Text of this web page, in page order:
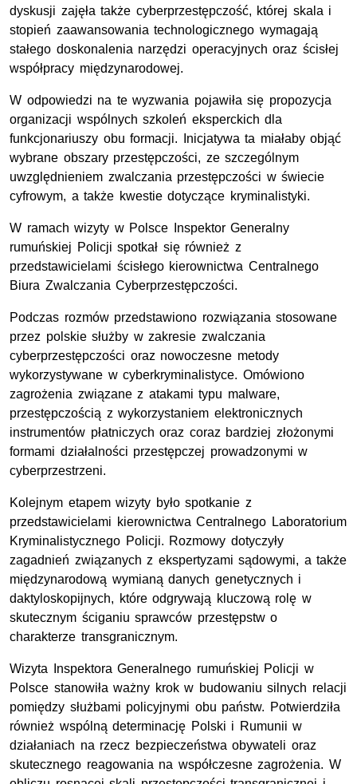
dyskusji zajęła także cyberprzestępczość, której skala i
stopień zaawansowania technologicznego wymagają
stałego doskonalenia narzędzi operacyjnych oraz ścisłej
współpracy międzynarodowej.
W odpowiedzi na te wyzwania pojawiła się propozycja
organizacji wspólnych szkoleń eksperckich dla
funkcjonariuszy obu formacji. Inicjatywa ta miałaby objąć
wybrane obszary przestępczości, ze szczególnym
uwzględnieniem zwalczania przestępczości w świecie
cyfrowym, a także kwestie dotyczące kryminalistyki.
W ramach wizyty w Polsce Inspektor Generalny
rumuńskiej Policji spotkał się również z
przedstawicielami ścisłego kierownictwa Centralnego
Biura Zwalczania Cyberprzestępczości.
Podczas rozmów przedstawiono rozwiązania stosowane
przez polskie służby w zakresie zwalczania
cyberprzestępczości oraz nowoczesne metody
wykorzystywane w cyberkryminalistyce. Omówiono
zagrożenia związane z atakami typu malware,
przestępczością z wykorzystaniem elektronicznych
instrumentów płatniczych oraz coraz bardziej złożonymi
formami działalności przestępczej prowadzonymi w
cyberprzestrzeni.
Kolejnym etapem wizyty było spotkanie z
przedstawicielami kierownictwa Centralnego Laboratorium
Kryminalistycznego Policji. Rozmowy dotyczyły
zagadnień związanych z ekspertyzami sądowymi, a także
międzynarodową wymianą danych genetycznych i
daktyloskopijnych, które odgrywają kluczową rolę w
skutecznym ściganiu sprawców przestępstw o
charakterze transgranicznym.
Wizyta Inspektora Generalnego rumuńskiej Policji w
Polsce stanowiła ważny krok w budowaniu silnych relacji
pomiędzy służbami policyjnymi obu państw. Potwierdziła
również wspólną determinację Polski i Rumunii w
działaniach na rzecz bezpieczeństwa obywateli oraz
skutecznego reagowania na współczesne zagrożenia. W